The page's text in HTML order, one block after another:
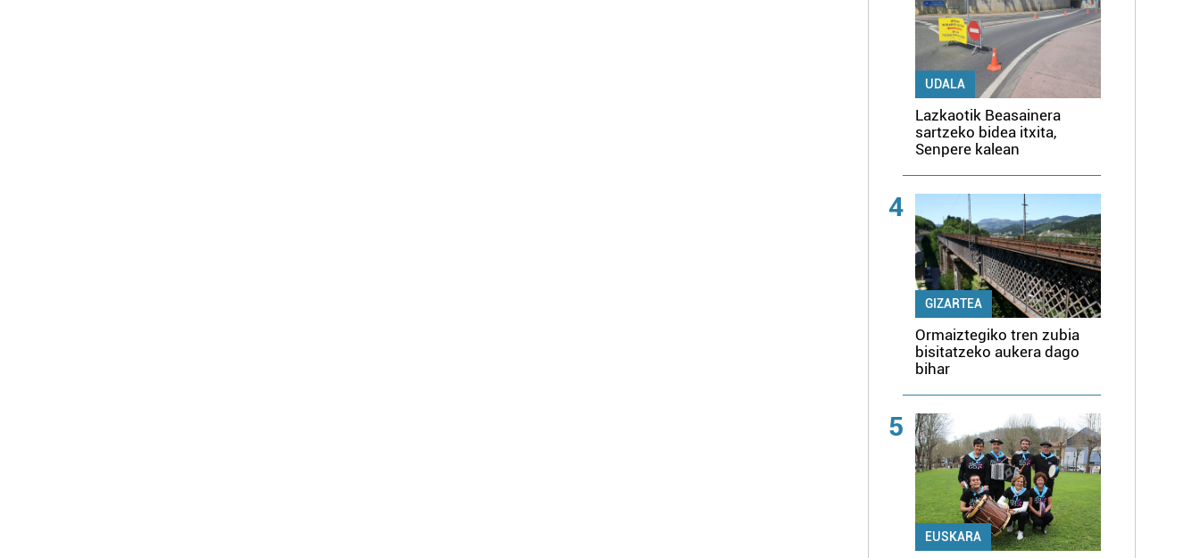
UDALA
Lazkaotik Beasainera
sartzeko bidea itxita,
Senpere kalean
4
GIZARTEA
Ormaiztegiko tren zubia
bisitatzeko aukera dago
bihar
5
EUSKARA